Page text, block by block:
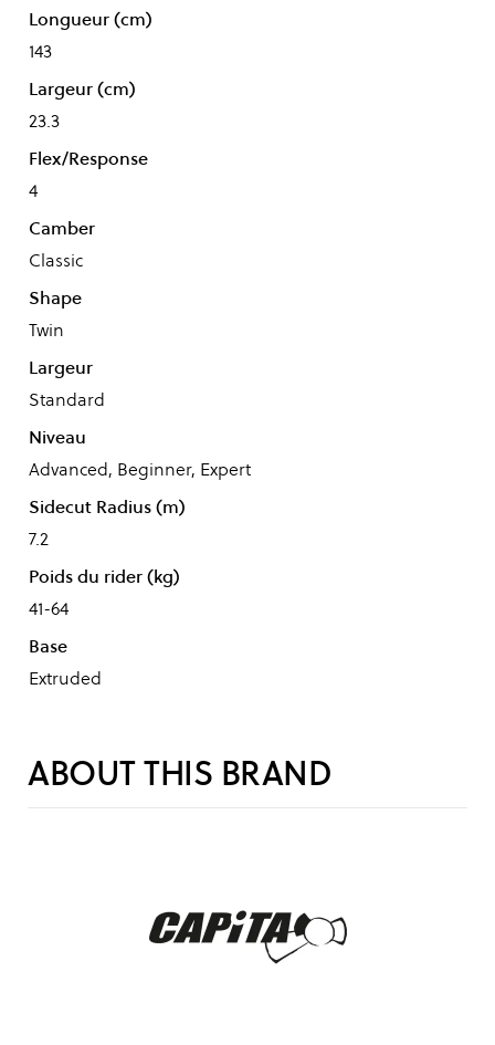
Longueur (cm)
143
Largeur (cm)
23.3
Flex/Response
4
Camber
Classic
Shape
Twin
Largeur
Standard
Niveau
Advanced, Beginner, Expert
Sidecut Radius (m)
7.2
Poids du rider (kg)
41-64
Base
Extruded
ABOUT THIS BRAND